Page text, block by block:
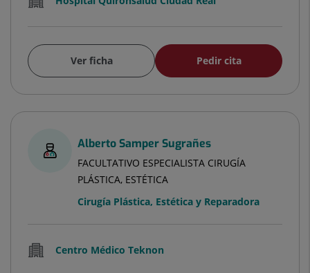
Ver ficha Pedir cita
Alberto Samper Sugrañes
FACULTATIVO ESPECIALISTA CIRUGÍA
PLÁSTICA, ESTÉTICA
Cirugía Plástica, Estética y Reparadora
Centro Médico Teknon